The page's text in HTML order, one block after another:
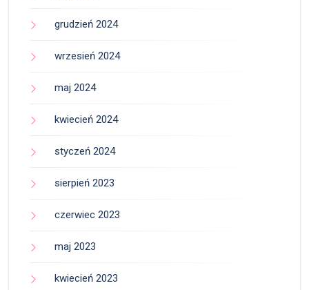
grudzień 2024
wrzesień 2024
maj 2024
kwiecień 2024
styczeń 2024
sierpień 2023
czerwiec 2023
maj 2023
kwiecień 2023